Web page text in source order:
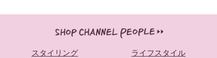
スタイリング ライフスタイル